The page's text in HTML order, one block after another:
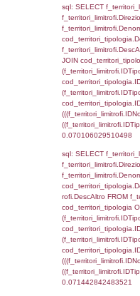
sql:
INNER
sql:
sql: